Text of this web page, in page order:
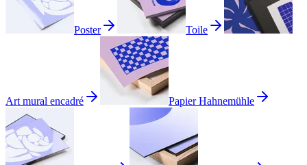
Poster Toile
Art mural encadré Papier Hahnemühle